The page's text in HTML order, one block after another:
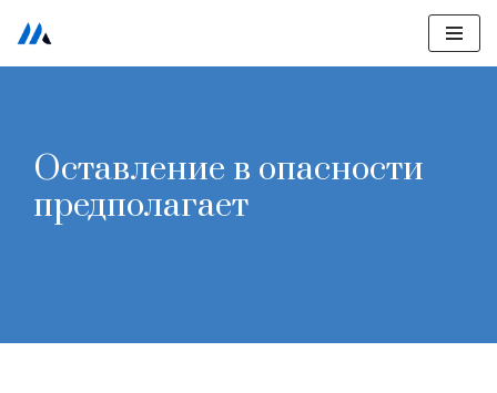
Перейти
Оставление в опасности
предполагает